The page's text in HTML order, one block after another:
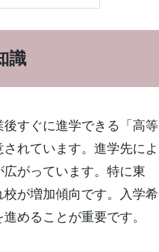
識
すぐに進学できる「高等
れています。進学先によ
がっています。特に東
が増加傾向です。入学希
めることが重要です。